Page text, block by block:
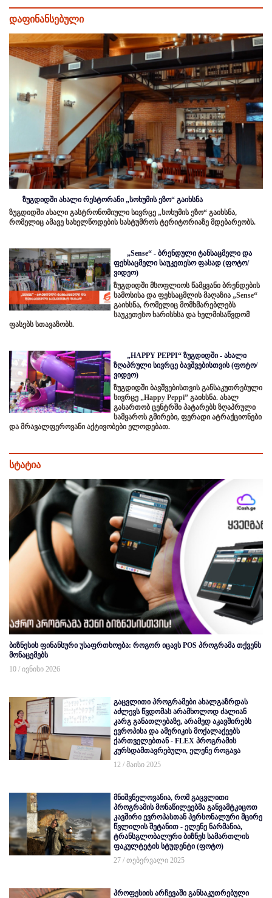
დაფინანსებული
ზუგდიდში ახალი რესტორანი „სოხუმის ეზო“ გაიხსნა
ზუგდიდში ახალი გასტრონომიული სივრცე „სოხუმის ეზო“ გაიხსნა,
რომელიც ამავე სახელწოდების სასტუმროს ტერიტორიაზე მდებარეობს.
„Sense“ - ბრენდული ტანსაცმელი და
ფეხსაცმელი საუკეთესო ფასად (ფოტო/
ვიდეო)
ზუგდიდში მსოფლიოს წამყვანი ბრენდების
სამოსისა და ფეხსაცმლის მაღაზია „Sense“
გაიხსნა, რომელიც მომხმარებლებს
საუკეთესო ხარისხსა და ხელმისაწვდომ
ფასებს სთავაზობს.
„HAPPY PEPPI“ ზუგდიდში - ახალი
ზღაპრული სივრცე ბავშვებისთვის (ფოტო/
ვიდეო)
ზუგდიდში ბავშვებისთვის განსაკუთრებული
სივრცე „Happy Peppi” გაიხსნა. ახალ
გასართობ ცენტრში პატარებს ზღაპრული
სამყაროს გმირები, ფერადი ატრაქციონები
და მრავალფეროვანი აქტივობები ელოდებათ.
სტატია
ბიზნესის ფინანსური უსაფრთხოება: როგორ იცავს POS პროგრამა თქვენს
მონაცემებს
10 / ივნისი 2026
გაცვლითი პროგრამები ახალგაზრდას
აძლევს წვდომას არამხოლოდ ძალიან
კარგ განათლებაზე, არამედ აკავშირებს
ევროპისა და ამერიკის მოქალაქეებს
ქართველებთან - FLEX პროგრამის
კურსდამთავრებული, ელენე როგავა
12 / მაისი 2025
მნიშვნელოვანია, რომ გაცვლითი
პროგრამის მონაწილეებმა განვამტკიცოთ
კავშირი ევროპასთან პერსონალური მცირე
წვლილის შეტანით - ელენე ნარმანია,
ტრანსგლობალური ბიზნეს სამართლის
ფაკულტეტის სტუდენტი (ფოტო)
27 / თებერვალი 2025
პროფესიის არჩევაში განსაკუთრებული